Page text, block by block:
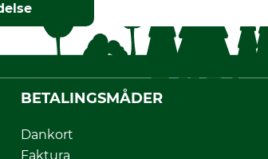
BETALINGSMÅDER
Dankort
Faktura